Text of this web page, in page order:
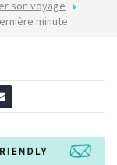
son voyage
minute